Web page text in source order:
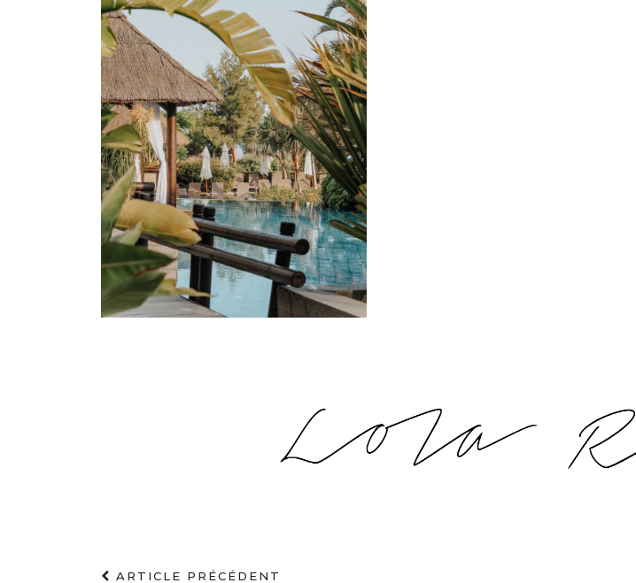
ARTICLE PRÉCÉDENT